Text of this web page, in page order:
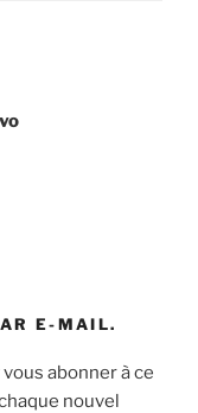
E-MAIL.
abonner à ce
nouvel